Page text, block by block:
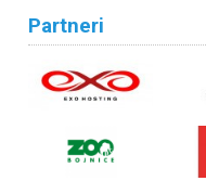
Partneri